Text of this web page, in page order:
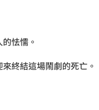
怯懦。
終結這場鬧劇的死亡。